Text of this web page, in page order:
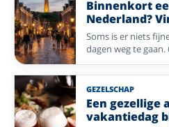
zeelucht in of
landschappen. Na
sfeervolle
Binnenkort
Nederland?
wellness
Soms is er niets
dagen weg te
verblijf, heerlijke
entertainment en
van een Enjoyhotel.
Waddeneilanden
ontspannen
GEZELSCHAP
Een gezellige
vakantiedag